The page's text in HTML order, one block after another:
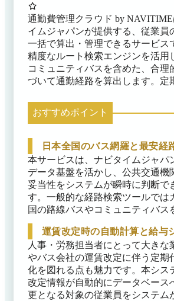
通勤費管理クラウド by
イムジャパンが提供する、従業員
一括で算出・管理できるサービス
精度なルート検索エンジンを活用
コミュニティバスを含めた、合理
づいて通勤経路を算出します。定
アップして影響を受ける従業員を
の計算や新しい定期代の比較まで
との通勤規程を設定し、規程に基
能です。また、承認データのCSV
の給与システムとの連携が可能で
おすすめポイント
日本全国のバス網羅と最安経
本サービスは、ナビタイムジャパ
データ基盤を活かし、公共交通機
妥当性をシステムが瞬時に判断で
す。一般的な経路検索ツールでは
国の路線バスやコミュニティバス
対応し、通勤費を算出・管理でき
や徒歩距離などの細かな条件を設
ート登録」機能を利用することで
た経路が本当に最短・最安である
で検証し、より合理的で経済的な
合は明確に提示します。
運賃改定時の自動計算と給与
人事・労務担当者にとって大きな
やバス会社の運賃改定に伴う定期
化を図れる点も魅力です。本シス
改定情報が自動的にデータベース
更となる対象の従業員をシステム